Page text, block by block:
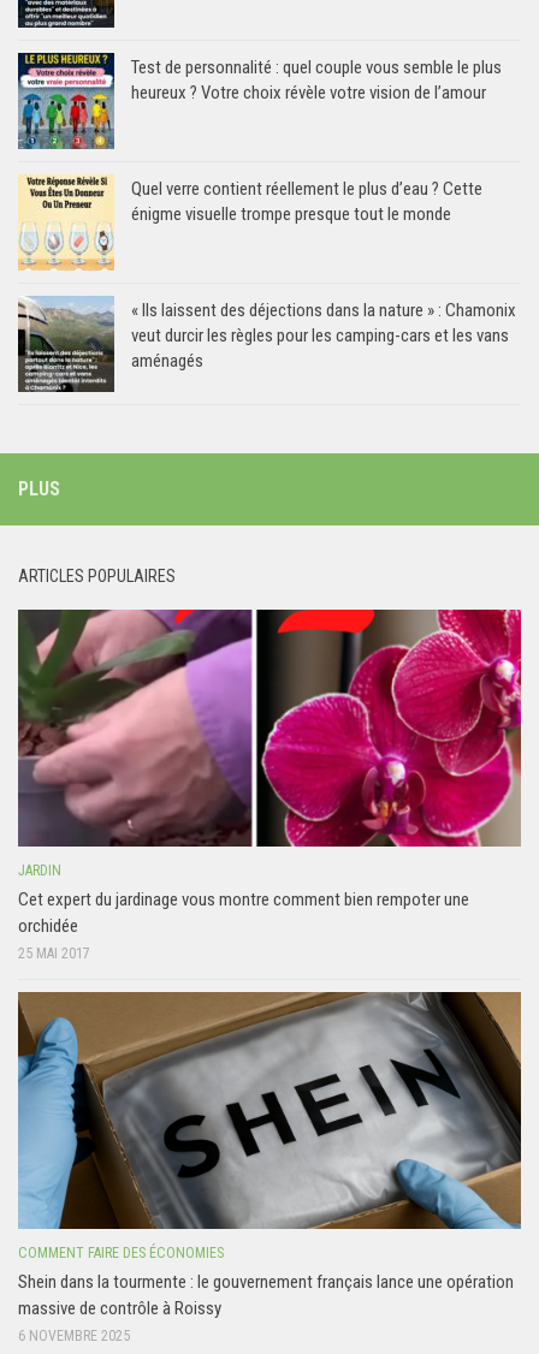
Test de personnalité : quel couple vous semble le plus
heureux ? Votre choix révèle votre vision de l’amour
Quel verre contient réellement le plus d’eau ? Cette
énigme visuelle trompe presque tout le monde
« Ils laissent des déjections dans la nature » : Chamonix
veut durcir les règles pour les camping-cars et les vans
aménagés
PLUS
ARTICLES POPULAIRES
JARDIN
Cet expert du jardinage vous montre comment bien rempoter une
orchidée
25 MAI 2017
COMMENT FAIRE DES ÉCONOMIES
Shein dans la tourmente : le gouvernement français lance une opération
massive de contrôle à Roissy
6 NOVEMBRE 2025